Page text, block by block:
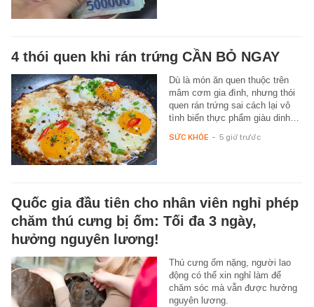
4 thói quen khi rán trứng CẦN BỎ NGAY
Dù là món ăn quen thuộc trên
mâm cơm gia đình, nhưng thói
quen rán trứng sai cách lại vô
tình biến thực phẩm giàu dinh…
SỨC KHỎE - 5 giờ trước
Quốc gia đầu tiên cho nhân viên nghỉ phép
chăm thú cưng bị ốm: Tối đa 3 ngày,
hưởng nguyên lương!
Thú cưng ốm nặng, người lao
động có thể xin nghỉ làm để
chăm sóc mà vẫn được hưởng
nguyên lương.